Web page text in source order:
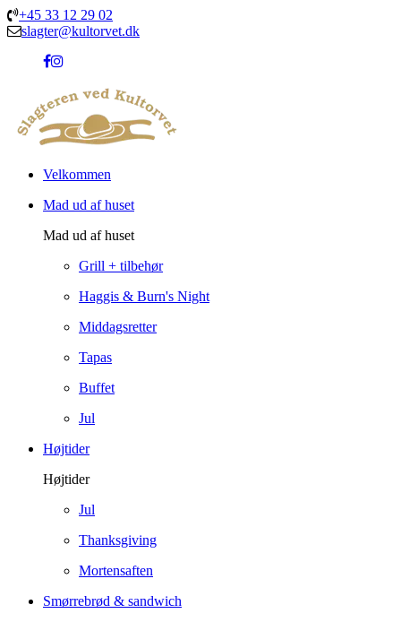
+45 33 12 29 02
slagter@kultorvet.dk
Velkommen
Mad ud af huset
Mad ud af huset
Grill + tilbehør
Haggis & Burn's Night
Middagsretter
Tapas
Buffet
Jul
Højtider
Højtider
Jul
Thanksgiving
Mortensaften
Smørrebrød & sandwich